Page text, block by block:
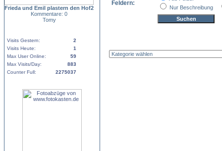
Frieda und Emil plastern den Hof2
Kommentare: 0
Tomy
Visits Gestern:
2
Visits Heute:
1
Max User Online:
59
Max Visits/Day:
883
Counter Full:
2275037
Feldern:
Nur Beschreibung